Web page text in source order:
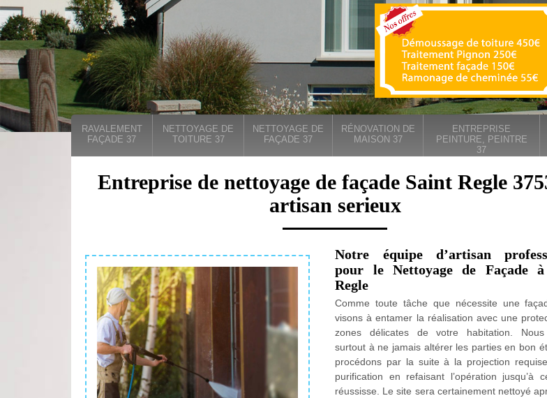
RAVALEMENT
FAÇADE 37
NETTOYAGE DE
TOITURE 37
NETTOYAGE DE
FAÇADE 37
RÉNOVATION DE
MAISON 37
ENTREPRISE
PEINTURE, PEINTRE
37
Entreprise de nettoyage de façade Saint Regle
artisan serieux
Notre équipe d’artisan
pour le Nettoyage de Façade
Regle
Comme toute tâche que nécessite une
visons à entamer la réalisation avec une
zones délicates de votre habitation. Nous
surtout à ne jamais altérer les parties en bon
procédons par la suite à la projection
purification en refaisant l’opération jusqu’à
réussisse. Le site sera certainement nettoyé